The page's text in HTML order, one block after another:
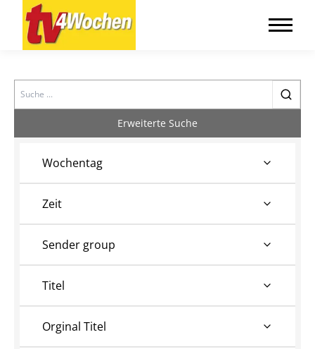
Search
Erweiterte Suche
Wochentag
Zeit
Sender group
Titel
Orginal Titel